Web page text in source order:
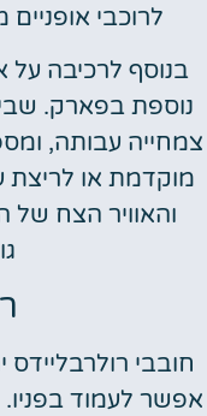
לרוכבי
בנוסף לרכיבה על
נוספת בפארק.
צמחייה עבותה,
מוקדמת או לריצת
והאוויר הצח של
חובבי
אפשר לעמוד